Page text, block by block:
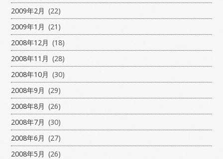
2009年2月 (22)
2009年1月 (21)
2008年12月 (18)
2008年11月 (28)
2008年10月 (30)
2008年9月 (29)
2008年8月 (26)
2008年7月 (30)
2008年6月 (27)
2008年5月 (26)